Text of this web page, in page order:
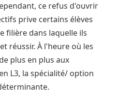
ce refus d'ouvrir
prive certains élèves
filière dans laquelle ils
réussir. À l'heure où les
plus en plus aux
L3, la spécialité/ option